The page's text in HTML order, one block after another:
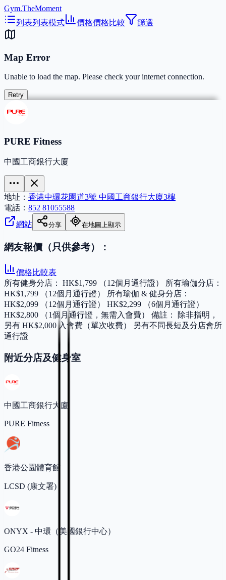
Gym.TheMoment
列表列表模式 價格價格比較 篩選
Map Error
Unable to load the map. Please check your internet connection.
Retry
PURE Fitness
中國工商銀行大廈
地址： 香港中環花園道3號 中國工商銀行大廈3樓
電話： 852 81055588
網站
分享 在地圖上顯示
網友報價（只供參考）：
價格比較表
所有健身分店： HK$1,799 （12個月通行證） 所有瑜伽分店：
HK$1,799 （12個月通行證） 所有瑜伽 & 健身分店：
HK$2,099 （12個月通行證） HK$2,299 （6個月通行證）
HK$2,800 （1個月通行證，無需入會費） 備註： 除非指明，
另有 HK$2,000 入會費（單次收費） 另有不同長短及分店會所
通行證
附近分店及健身室
中國工商銀行大廈
PURE Fitness
香港公園體育館
LCSD (康文署)
ONYX - 中環（美國銀行中心）
GO24 Fitness